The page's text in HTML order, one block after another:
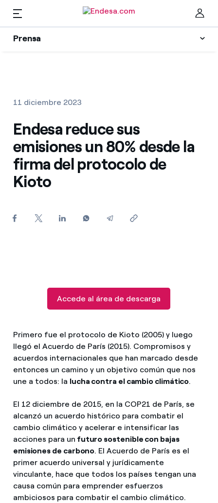
Prensa
Prensa
Encuentra la tarifa que más te conviene
Compara nuestras tarifas de empresa y ahorra
¿Cómo ver mis facturas de Endesa?
Ofertas para autónomos y Pymes
Recursos
Colecciones
Contactos prensa
La cara e
ES
11 diciembre 2023
Endesa reduce sus
emisiones un 80% desde la
firma del protocolo de
Kioto
Accede al área de descarga
Primero fue el protocolo de Kioto (2005) y luego
llegó el Acuerdo de París (2015). Compromisos y
acuerdos internacionales que han marcado desde
entonces un camino y un objetivo común que nos
une a todos: la lucha contra el cambio climático.
El 12 diciembre de 2015, en la COP21 de París, se
alcanzó un acuerdo histórico para combatir el
cambio climático y acelerar e intensificar las
acciones para un futuro sostenible con bajas
emisiones de carbono. El Acuerdo de París es el
primer acuerdo universal y jurídicamente
vinculante, hace que todos los países tengan una
causa común para emprender esfuerzos
ambiciosos para combatir el cambio climático.